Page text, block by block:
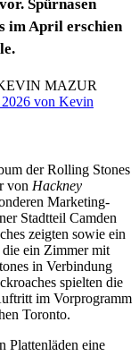
vor. Spürnasen
im April erschien
MAZUR
der Rolling Stones
von Hackney
Marketing-
Stadtteil Camden
zeigten sowie ein
ein Zimmer mit
in Verbindung
spielten die
im Vorprogramm
Toronto.
Plattenläden eine